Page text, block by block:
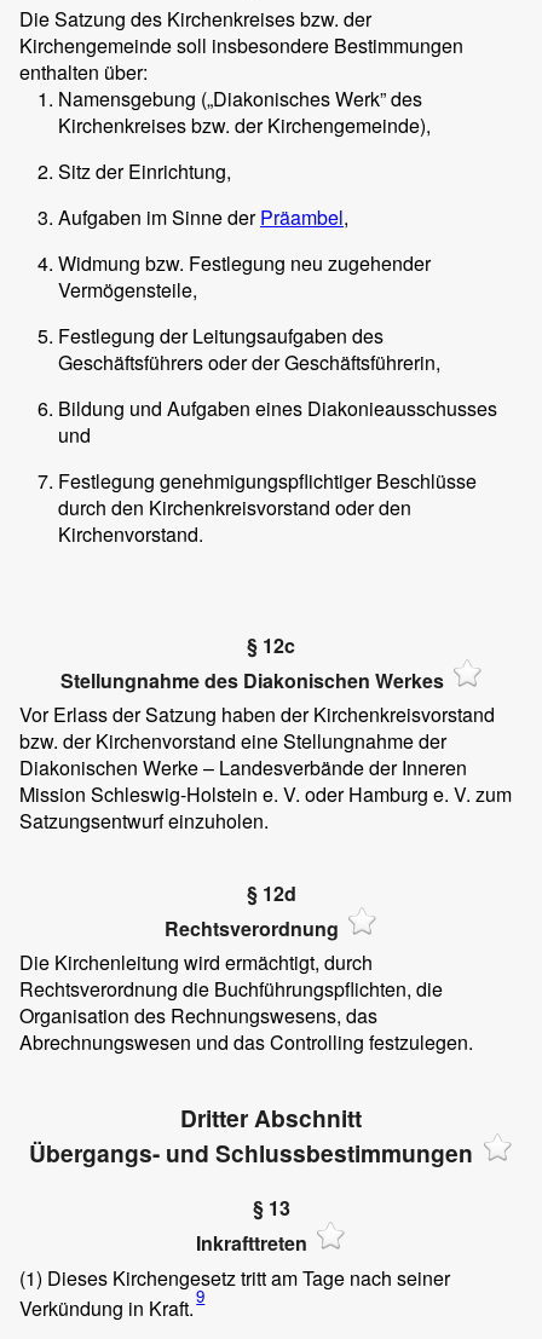
Die Satzung des Kirchenkreises bzw. der
Kirchengemeinde soll insbesondere Bestimmungen
enthalten über:
Namensgebung („Diakonisches Werk” des
Kirchenkreises bzw. der Kirchengemeinde),
Sitz der Einrichtung,
Aufgaben im Sinne derPräambel,
Widmung bzw. Festlegung neu zugehender
Vermögensteile,
Festlegung der Leitungsaufgaben des
Geschäftsführers oder der Geschäftsführerin,
Bildung und Aufgaben eines Diakonieausschusses
und
Festlegung genehmigungspflichtiger Beschlüsse
durch den Kirchenkreisvorstand oder den
Kirchenvorstand.
§ 12c
Stellungnahme des Diakonischen Werkes
Vor Erlass der Satzung haben der Kirchenkreisvorstand
bzw. der Kirchenvorstand eine Stellungnahme der
Diakonischen Werke – Landesverbände der Inneren
Mission Schleswig-Holstein e. V. oder Hamburg e. V. zum
Satzungsentwurf einzuholen.
§ 12d
Rechtsverordnung
Die Kirchenleitung wird ermächtigt, durch
Rechtsverordnung die Buchführungspflichten, die
Organisation des Rechnungswesens, das
Abrechnungswesen und das Controlling festzulegen.
Dritter Abschnitt
Übergangs- und Schlussbestimmungen
§ 13
Inkrafttreten
(1) Dieses Kirchengesetz tritt am Tage nach seiner
Verkündung in Kraft.9